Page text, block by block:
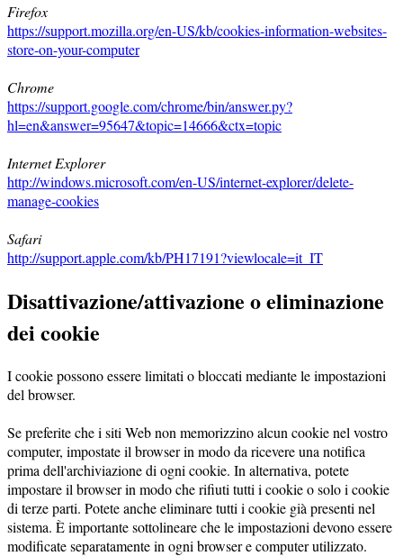
Firefox
https://support.mozilla.org/en-US/kb/cookies-information-websites-
store-on-your-computer
Chrome
https://support.google.com/chrome/bin/answer.py?
hl=en&answer=95647&topic=14666&ctx=topic
Internet Explorer
http://windows.microsoft.com/en-US/internet-explorer/delete-
manage-cookies
Safari
http://support.apple.com/kb/PH17191?viewlocale=it_IT
Disattivazione/attivazione o eliminazione
dei cookie
I cookie possono essere limitati o bloccati mediante le impostazioni
del browser.
Se preferite che i siti Web non memorizzino alcun cookie nel vostro
computer, impostate il browser in modo da ricevere una notifica
prima dell'archiviazione di ogni cookie. In alternativa, potete
impostare il browser in modo che rifiuti tutti i cookie o solo i cookie
di terze parti. Potete anche eliminare tutti i cookie già presenti nel
sistema. È importante sottolineare che le impostazioni devono essere
modificate separatamente in ogni browser e computer utilizzato.